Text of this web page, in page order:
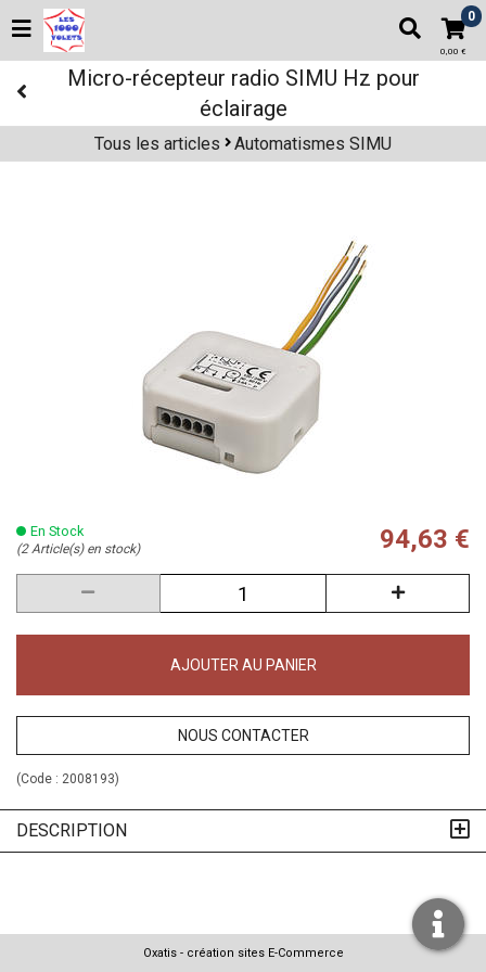
0
0,00 €
Micro-récepteur radio SIMU Hz pour
éclairage
Tous les articles Automatismes SIMU
En Stock
(2 Article(s) en stock) 94,63 €
AJOUTER AU PANIER
NOUS CONTACTER
(Code : 2008193)
DESCRIPTION
Oxatis - création sites E-Commerce